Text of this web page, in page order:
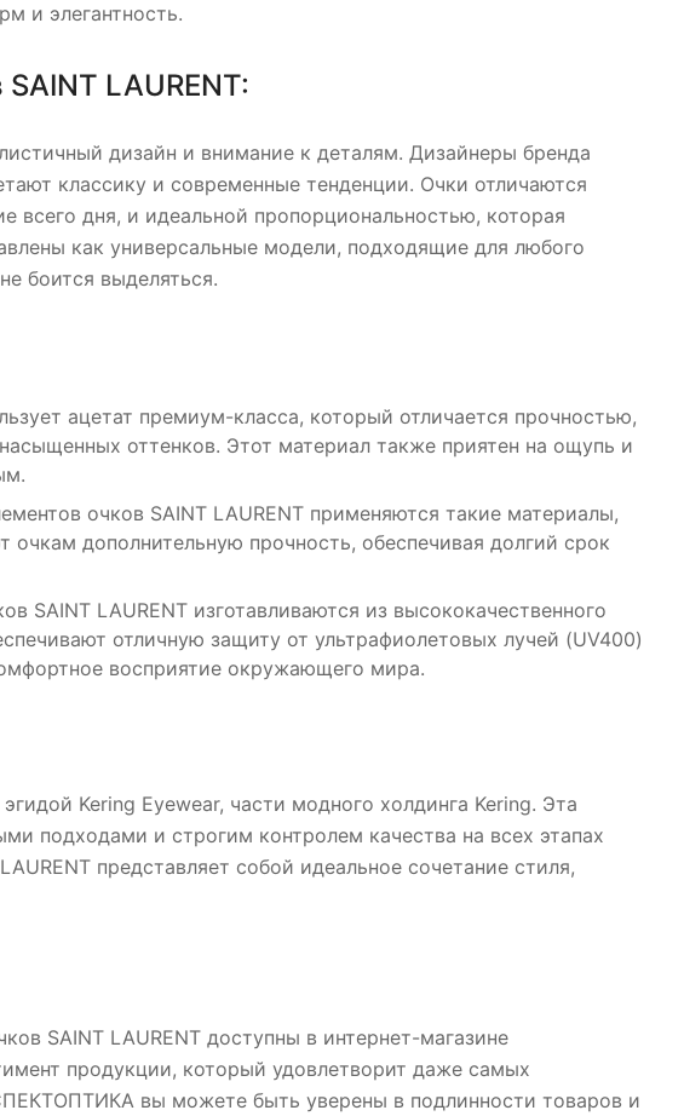
и элегантность.
LAURENT:
дизайн и внимание к деталям. Дизайнеры бренда
классику и современные тенденции. Очки отличаются
дня, и идеальной пропорциональностью, которая
как универсальные модели, подходящие для любого
боится выделяться.
ацетат премиум-класса, который отличается прочностью,
оттенков. Этот материал также приятен на ощупь и
очков SAINT LAURENT применяются такие материалы,
дополнительную прочность, обеспечивая долгий срок
SAINT LAURENT изготавливаются из высококачественного
отличную защиту от ультрафиолетовых лучей (UV400)
восприятие окружающего мира.
Kering Eyewear, части модного холдинга Kering. Эта
подходами и строгим контролем качества на всех этапах
представляет собой идеальное сочетание стиля,
SAINT LAURENT доступны в интернет-магазине
продукции, который удовлетворит даже самых
вы можете быть уверены в подлинности товаров и